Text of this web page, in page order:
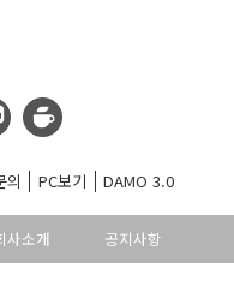
의 PC보기 DAMO 3.0
사소개 공지사항